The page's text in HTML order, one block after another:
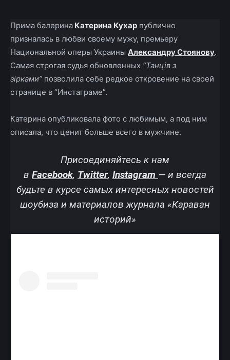
Прима балерина Катерина Кухар публично
призналась в любви своему мужу, премьеру
Национальной оперы Украины Александру Стоянову.
Самая строгая судья обновленных “Танців з
зірками” позволила себе редкое откровение на своей
странице в “Инстаграме”.
Катерина опубликовала фото с любимым, а под ним
описала, что ценит больше всего в мужчине.
Присоединяйтесь к нам
в Facebook, Twitter, Instagram — и всегда
будьте в курсе самых интересных новостей
шоубиза и материалов журнала «Караван
историй»